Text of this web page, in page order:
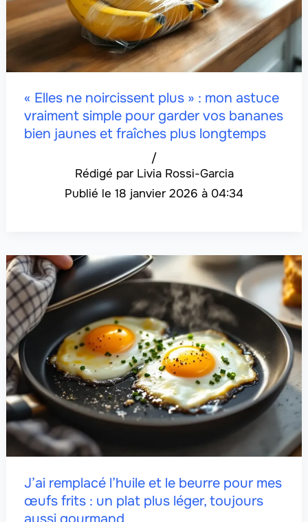
« Elles ne noircissent plus » : mon astuce
vraiment simple pour garder vos bananes
bien jaunes et fraîches plus longtemps
Livia Rossi-Garcia
/
18 janvier 2026 à 04:34
J’ai remplacé l’huile et le beurre pour mes
œufs frits : un plat plus léger, toujours